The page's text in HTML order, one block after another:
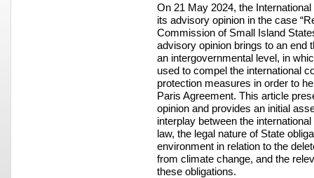
On 21 May 2024, the
its advisory opinion in the case
Commission of Small Island
advisory opinion brings to an end
an intergovernmental level, in
used to compel the international
protection measures in order to
Paris Agreement. This article
opinion and provides an initial
interplay between the
law, the legal nature of State
environment in relation to the
from climate change, and the
these obligations.